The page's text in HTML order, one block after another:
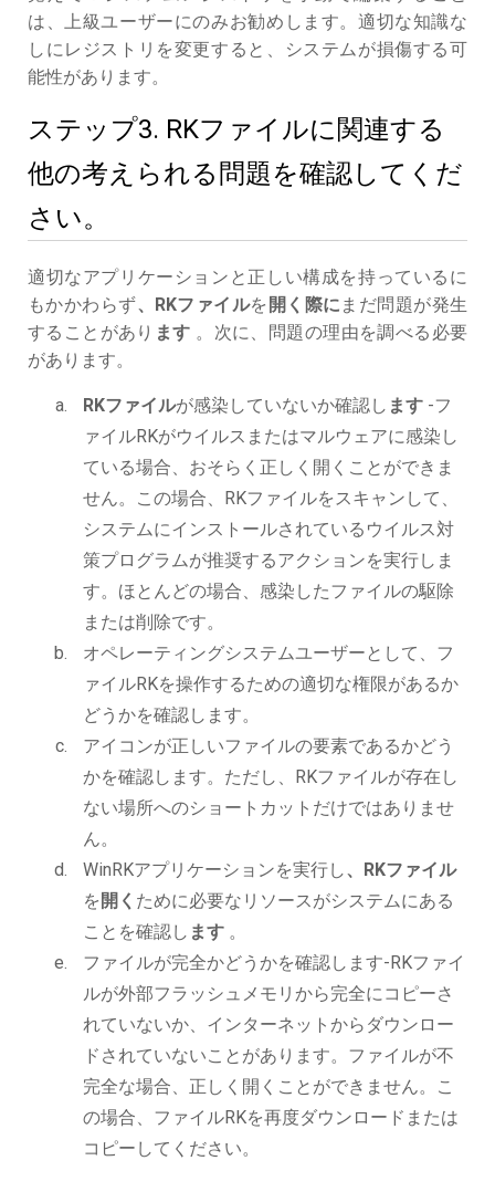
は、上級ユーザーにのみお勧めします。適切な知識な
しにレジストリを変更すると、システムが損傷する可
能性があります。
ステップ3. RKファイルに関連する
他の考えられる問題を確認してくだ
さい。
適切なアプリケーションと正しい構成を持っているに
もかかわらず、RKファイルを 開く際に まだ問題が発生
することがあり ます 。次に、問題の理由を調べる必要
があります。
RKファイルが感染していないか確認し ます -フ
ァイルRKがウイルスまたはマルウェアに感染し
ている場合、おそらく正しく開くことができま
せん。この場合、RKファイルをスキャンして、
システムにインストールされているウイルス対
策プログラムが推奨するアクションを実行しま
す。ほとんどの場合、感染したファイルの駆除
または削除です。
オペレーティングシステムユーザーとして、フ
ァイルRKを操作するための適切な権限があるか
どうかを確認します。
アイコンが正しいファイルの要素であるかどう
かを確認します。ただし、RKファイルが存在し
ない場所へのショートカットだけではありませ
ん。
WinRKアプリケーションを実行し、RKファイル
を 開く ために必要なリソースがシステムにある
ことを確認し ます 。
ファイルが完全かどうかを確認します-RKファイ
ルが外部フラッシュメモリから完全にコピーさ
れていないか、インターネットからダウンロー
ドされていないことがあります。ファイルが不
完全な場合、正しく開くことができません。こ
の場合、ファイルRKを再度ダウンロードまたは
コピーしてください。